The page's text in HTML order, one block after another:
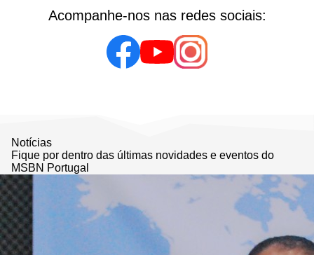
Acompanhe-nos nas redes sociais:
Notícias
Fique por dentro das últimas novidades e eventos do
MSBN Portugal